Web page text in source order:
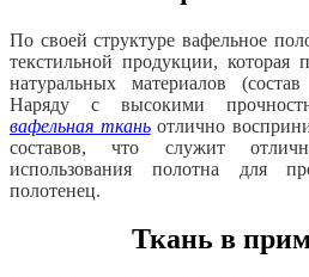
По своей структуре вафельное
текстильной продукции, которая
натуральных материалов
Наряду с высокими
вафельная тканьотлично
составов, что служит
использования полотна для
полотенец.
Ткань в